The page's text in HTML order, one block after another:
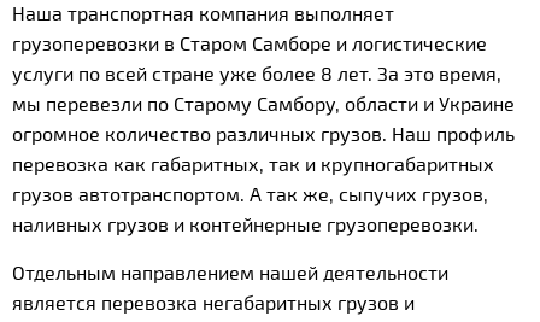
Наша транспортная компания выполняет
грузоперевозки в Старом Самборе и логистические
услуги по всей стране уже более 8 лет. За это время,
мы перевезли по Старому Самбору, области и Украине
огромное количество различных грузов. Наш профиль
перевозка как габаритных, так и крупногабаритных
грузов автотранспортом. А так же, сыпучих грузов,
наливных грузов и контейнерные грузоперевозки.
Отдельным направлением нашей деятельности
является перевозка негабаритных грузов и